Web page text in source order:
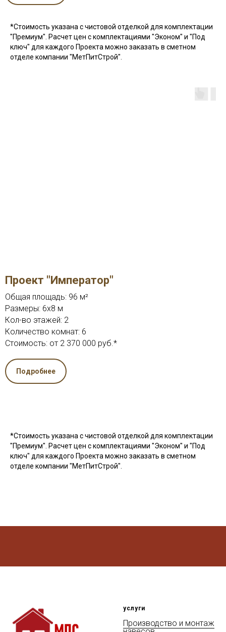
*Стоимость указана с чистовой отделкой для комплектации
"Премиум". Расчет цен с комплектациями "Эконом" и "Под
ключ" для каждого Проекта можно заказать в сметном
отделе компании "МетПитСтрой".
Проект "Император"
Общая площадь: 96 м²
Размеры: 6x8 м
Кол-во этажей: 2
Количество комнат: 6
Стоимость: от 2 370 000 руб.*
Подробнее
*Стоимость указана с чистовой отделкой для комплектации
"Премиум". Расчет цен с комплектациями "Эконом" и "Под
ключ" для каждого Проекта можно заказать в сметном
отделе компании "МетПитСтрой".
услуги
Производство и монтаж